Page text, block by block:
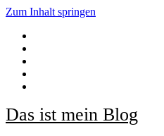
Zum Inhalt springen
Das ist mein Blog